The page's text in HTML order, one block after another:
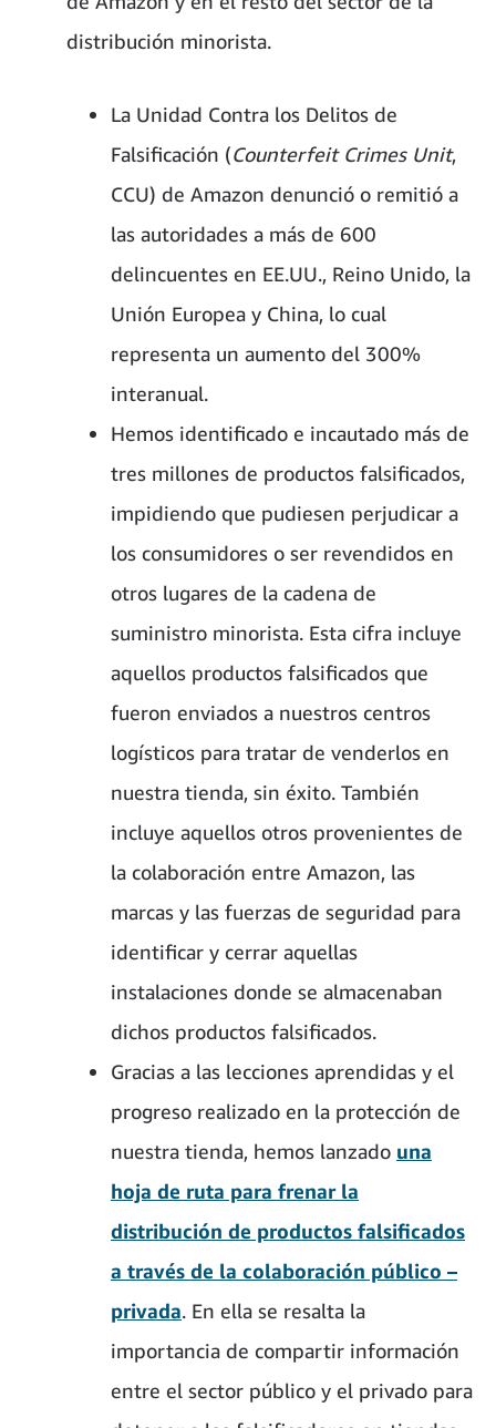
distribución minorista.
La Unidad Contra los Delitos de
Falsificación (Counterfeit Crimes Unit,
CCU) de Amazon denunció o remitió a
las autoridades a más de 600
delincuentes en EE.UU., Reino Unido, la
Unión Europea y China, lo cual
representa un aumento del 300%
interanual.
Hemos identificado e incautado más de
tres millones de productos falsificados,
impidiendo que pudiesen perjudicar a
los consumidores o ser revendidos en
otros lugares de la cadena de
suministro minorista. Esta cifra incluye
aquellos productos falsificados que
fueron enviados a nuestros centros
logísticos para tratar de venderlos en
nuestra tienda, sin éxito. También
incluye aquellos otros provenientes de
la colaboración entre Amazon, las
marcas y las fuerzas de seguridad para
identificar y cerrar aquellas
instalaciones donde se almacenaban
dichos productos falsificados.
Gracias a las lecciones aprendidas y el
progreso realizado en la protección de
nuestra tienda, hemos lanzado una
hoja de ruta para frenar la
distribución de productos falsificados
a través de la colaboración público –
privada. En ella se resalta la
importancia de compartir información
entre el sector público y el privado para